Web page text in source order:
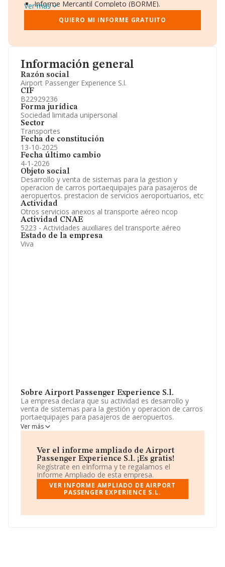
Información general
Razón social
Airport Passenger Experience S.l.
CIF
B22929236
Forma jurídica
Sociedad limitada unipersonal
Sector
Transportes
Fecha de constitución
13-10-2025
Fecha último cambio
4-1-2026
Objeto social
Desarrollo y venta de sistemas para la gestion y
operacion de carros portaequipajes para pasajeros de
aeropuertos. prestacion de servicios aeroportuarios, etc
Actividad
Otros servicios anexos al transporte aéreo ncop
Actividad CNAE
5223 - Actividades auxiliares del transporte aéreo
Estado de la empresa
Viva
Sobre Airport Passenger Experience S.l.
La empresa declara que su actividad es desarrollo y
venta de sistemas para la gestión y operacion de carros
portaequipajes para pasajeros de aeropuertos.
prestación de servicios aeroportuarios, etc. La empresa
es una Sociedad Limitada. Clasifica su actividad CNAE
5223. La sociedad no tiene actividad en mercados
exteriores.
La compañía Airport Passenger Experience S.L
B22929236, se encuentra en Calle Osona Par De
Negocis Mas Blau núm. 2, (08820), en el municipio de El
Prat De Llobregat, provincia de Barcelona, Cataluña.
En base a la información de la que dispone INFORMA
Ver más
Ver el informe ampliado de Airport
Passenger Experience S.l. ¡Es gratis!
Regístrate en eInforma y te regalamos el
Informe Ampliado de esta empresa.
VER INFORME AMPLIADO DE AIRPORT
PASSENGER EXPERIENCE S.L.
Informe Mercantil Completo (BORME).
Gráficos de Evolución Ventas y Empleados.
Consejo de Administración y Administradores.
Directivos y Ejecutivos.
Información oficial y registral complementaria.
Ver más
QUIERO MI INFORME GRATUITO